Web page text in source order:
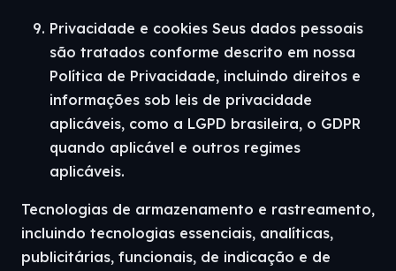
Privacidade e cookies Seus dados pessoais
são tratados conforme descrito em nossa
Política de Privacidade, incluindo direitos e
informações sob leis de privacidade
aplicáveis, como a LGPD brasileira, o GDPR
quando aplicável e outros regimes
aplicáveis.
Tecnologias de armazenamento e rastreamento,
incluindo tecnologias essenciais, analíticas,
publicitárias, funcionais, de indicação e de